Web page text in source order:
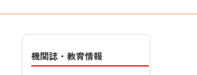
機関誌・教育情報